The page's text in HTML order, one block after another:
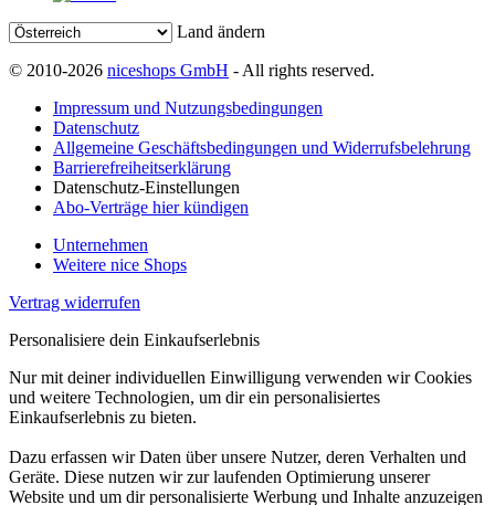
Land ändern
© 2010-2026 niceshops GmbH - All rights reserved.
Impressum und Nutzungsbedingungen
Datenschutz
Allgemeine Geschäftsbedingungen und Widerrufsbelehrung
Barrierefreiheitserklärung
Datenschutz-Einstellungen
Abo-Verträge hier kündigen
Unternehmen
Weitere nice Shops
Vertrag widerrufen
Personalisiere dein Einkaufserlebnis
Nur mit deiner individuellen Einwilligung verwenden wir Cookies
und weitere Technologien, um dir ein personalisiertes
Einkaufserlebnis zu bieten.
Dazu erfassen wir Daten über unsere Nutzer, deren Verhalten und
Geräte. Diese nutzen wir zur laufenden Optimierung unserer
Website und um dir personalisierte Werbung und Inhalte anzuzeigen